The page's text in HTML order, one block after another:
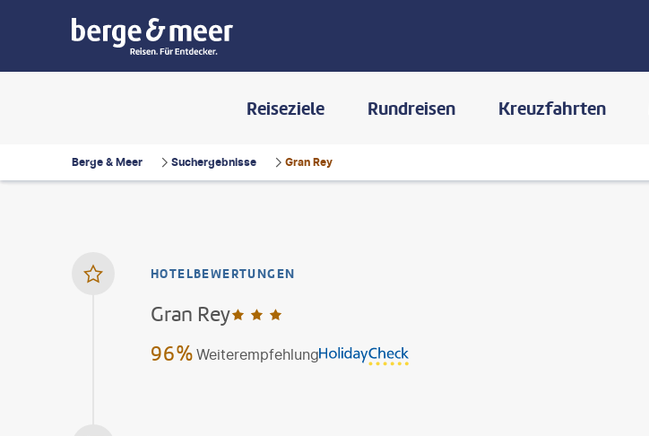
Reiseziele Rundreisen Kreuzfahrten
Berge & Meer Suchergebnisse Gran Rey
HOTELBEWERTUNGEN
Gran Rey
Weiterempfehlung
96%